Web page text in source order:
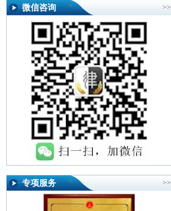
微信咨询 >>
专项服务 >>